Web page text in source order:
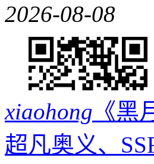
2026-08-08
xiaohong 《
超凡奥义、